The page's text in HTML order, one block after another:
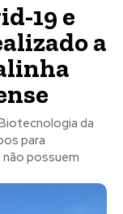
19 e
a
da
para
possuem